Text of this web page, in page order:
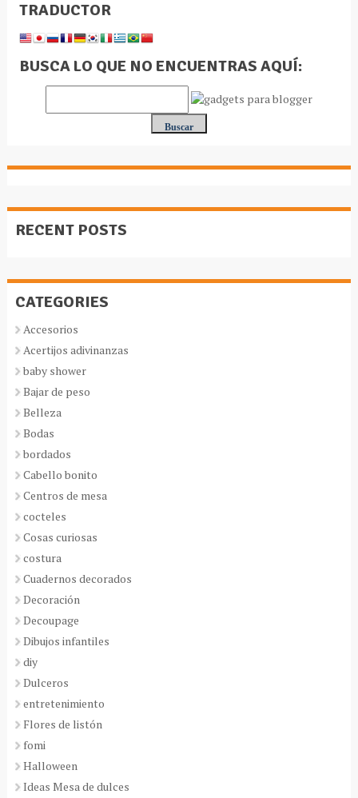
TRADUCTOR
BUSCA LO QUE NO ENCUENTRAS AQUÍ:
RECENT POSTS
CATEGORIES
Accesorios
Acertijos adivinanzas
baby shower
Bajar de peso
Belleza
Bodas
bordados
Cabello bonito
Centros de mesa
cocteles
Cosas curiosas
costura
Cuadernos decorados
Decoración
Decoupage
Dibujos infantiles
diy
Dulceros
entretenimiento
Flores de listón
fomi
Halloween
Ideas Mesa de dulces